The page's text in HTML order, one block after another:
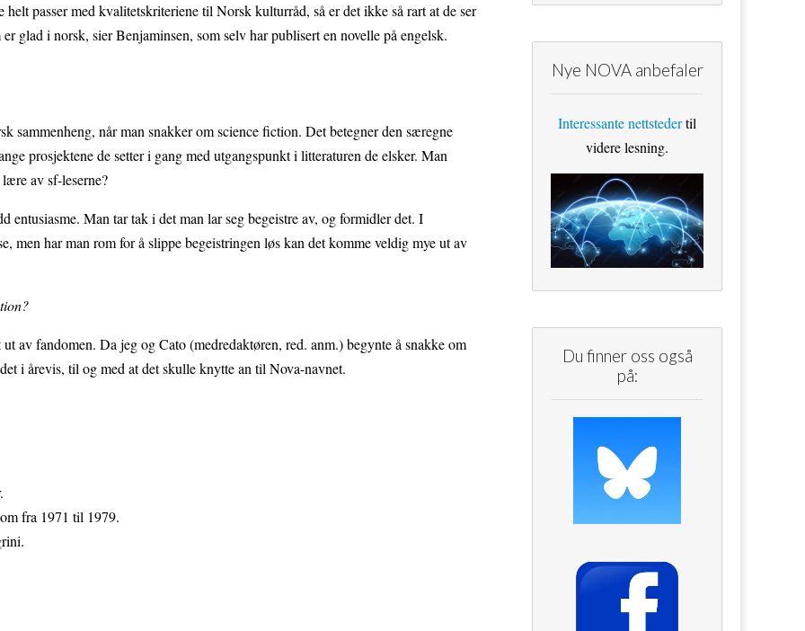
passer med kvalitetskriteriene til Norsk kulturråd, så er det ikke så rart at de ser
glad i norsk, sier Benjaminsen, som selv har publisert en novelle på engelsk.
sammenheng, når man snakker om science fiction. Det betegner den særegne
prosjektene de setter i gang med utgangspunkt i litteraturen de elsker. Man
av sf-leserne?
entusiasme. Man tar tak i det man lar seg begeistre av, og formidler det. I
men har man rom for å slippe begeistringen løs kan det komme veldig mye ut av
av fandomen. Da jeg og Cato (medredaktøren, red. anm.) begynte å snakke om
i årevis, til og med at det skulle knytte an til Nova-navnet.
fra 1971 til 1979.
Nye NOVA anbefaler
Interessante nettstedertil
videre lesning.
Du finner oss også
på: